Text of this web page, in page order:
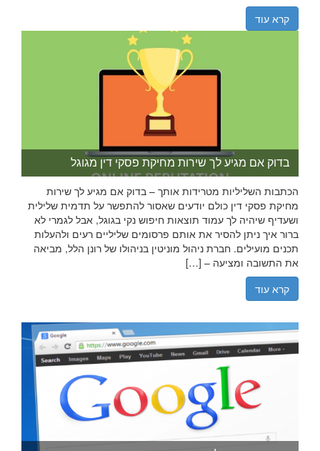
קרא עוד
בדוק אם מגיע לך שירות מחיקת פסקי דין מגוגל
הכתבות השליליות מטרידות אותך – בדוק אם מגיע לך שירות
מחיקת פסקי דין כולם יודעים שאסור להתפשר על תדמית שלילית
ושעדיף שיהיה לך עמוד תוצאות חיפוש נקי בגוגל, אבל לגמרי לא
ברור איך ניתן להסיר את אותם פרסומים שליליים רעים ולהעלות
תכנים מועילים. חברת ניהול מוניטין בניהולו של רונן הלל, מביאה
את התשובה ומציעה – […]
קרא עוד